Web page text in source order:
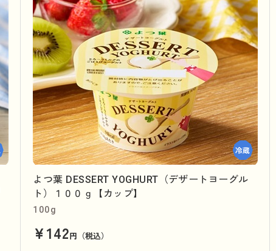
よつ葉 DESSERT YOGHURT（デザートヨーグル
ト）１００ｇ【カップ】
100g
¥142円（税込）